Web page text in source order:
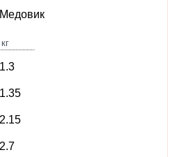
Медовик
кг
1.3
1.35
2.15
2.7